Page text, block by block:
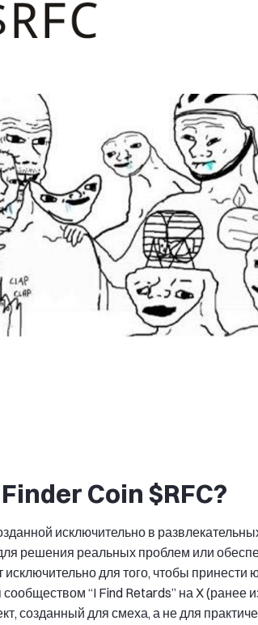
Coin $RFC?
исключительно в
решения реальных проблем или
для того, чтобы принести
“I Find Retards” на X (ранее
созданный для смеха, а не для